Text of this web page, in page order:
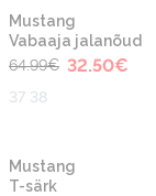
-50%
Mustang
Vabaaja jalanõud
64.99€ 32.50€
37 38
Mustang
T-särk